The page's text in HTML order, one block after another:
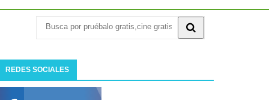
REDES SOCIALES